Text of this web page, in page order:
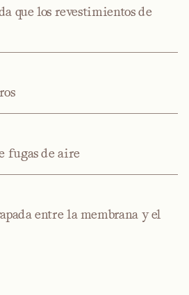
que los revestimientos de
fugas de aire
entre la membrana y el